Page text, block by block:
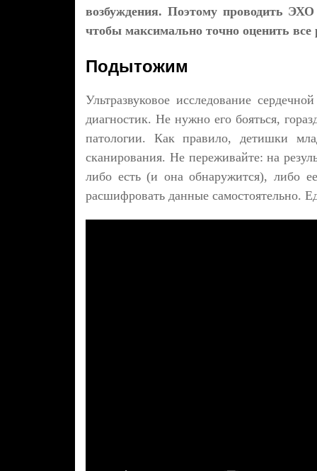
возбуждения. Поэтому проводить
чтобы максимально точно оценить все
Подытожим
Ультразвуковое исследование
диагностик. Не нужно его бояться,
патологии. Как правило, детишки
сканирования. Не переживайте: на
либо есть (и она обнаружится), либо
расшифровать данные самостоятельно.